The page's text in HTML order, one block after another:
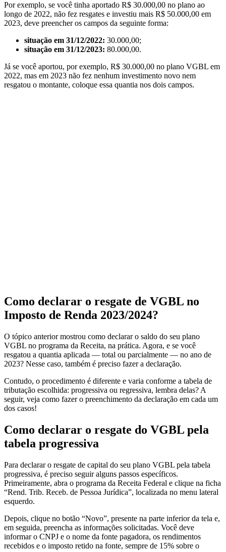
Por exemplo, se você tinha aportado R$ 30.000,00 no plano ao
longo de 2022, não fez resgates e investiu mais R$ 50.000,00 em
2023, deve preencher os campos da seguinte forma:
situação em 31/12/2022: 30.000,00;
situação em 31/12/2023: 80.000,00.
Já se você aportou, por exemplo, R$ 30.000,00 no plano VGBL em
2022, mas em 2023 não fez nenhum investimento novo nem
resgatou o montante, coloque essa quantia nos dois campos.
Como declarar o resgate de VGBL no
Imposto de Renda 2023/2024?
O tópico anterior mostrou como declarar o saldo do seu plano
VGBL no programa da Receita, na prática. Agora, e se você
resgatou a quantia aplicada — total ou parcialmente — no ano de
2023? Nesse caso, também é preciso fazer a declaração.
Contudo, o procedimento é diferente e varia conforme a tabela de
tributação escolhida: progressiva ou regressiva, lembra delas? A
seguir, veja como fazer o preenchimento da declaração em cada um
dos casos!
Como declarar o resgate do VGBL pela
tabela progressiva
Para declarar o resgate de capital do seu plano VGBL pela tabela
progressiva, é preciso seguir alguns passos específicos.
Primeiramente, abra o programa da Receita Federal e clique na ficha
“Rend. Trib. Receb. de Pessoa Jurídica”, localizada no menu lateral
esquerdo.
Depois, clique no botão “Novo”, presente na parte inferior da tela e,
em seguida, preencha as informações solicitadas. Você deve
informar o CNPJ e o nome da fonte pagadora, os rendimentos
recebidos e o imposto retido na fonte, sempre de 15% sobre o